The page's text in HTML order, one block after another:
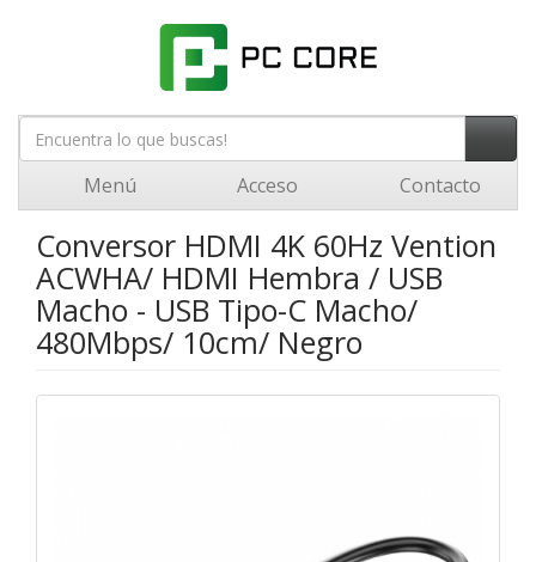
Menú Acceso Contacto
Conversor HDMI 4K 60Hz Vention
ACWHA/ HDMI Hembra / USB
Macho - USB Tipo-C Macho/
480Mbps/ 10cm/ Negro